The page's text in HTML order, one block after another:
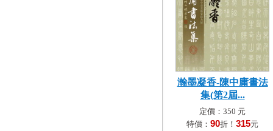
瀚墨凝香-陳中庸書法
集(第2屆...
定價：350 元
特價： 90折！ 315元